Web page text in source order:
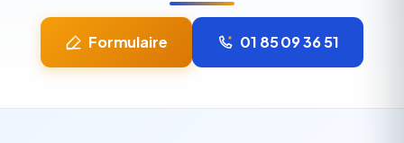
Formulaire 01 85 09 36 51